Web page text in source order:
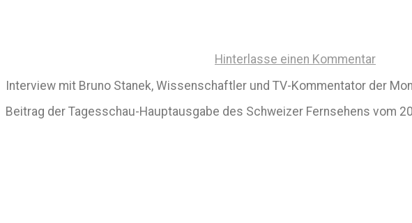
Hinterlasse einen Kommentar
Interview mit Bruno Stanek, Wissenschaftler und TV-Kommentator der
Beitrag der Tagesschau-Hauptausgabe des Schweizer Fernsehens vom